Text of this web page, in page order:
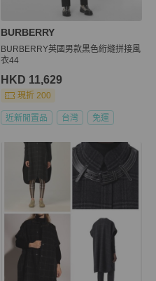
BURBERRY
BURBERRY英國男款黑色絎縫拼接風
衣44
HKD 11,629
現折 200
近新閒置品 台灣 免運